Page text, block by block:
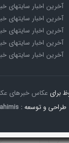
آخرین اخبار سایتهای
آخرین اخبار سایتهای
آخرین اخبار سایتهای
آخرین اخبار سایتهای
آخرین اخبار سایتهای
برای عکاس خبرهای
طراحی و توسعه :